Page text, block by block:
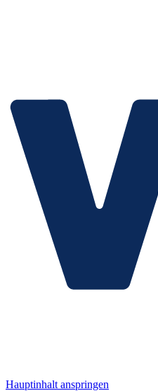
Hauptinhalt anspringen